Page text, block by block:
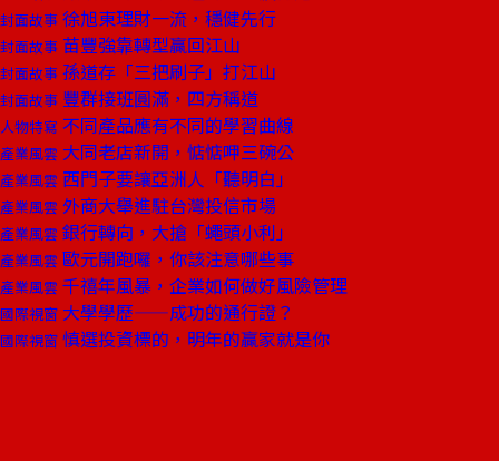
封面故事 徐旭東理財一流，穩健先行
封面故事 苗豐強靠轉型贏回江山
封面故事 孫道存「三把刷子」打江山
封面故事 豐群接班圓滿，四方稱道
人物特寫 不同產品應有不同的學習曲線
產業風雲 大同老店新開，惦惦呷三碗公
產業風雲 西門子要讓亞洲人「聽明白」
產業風雲 外商大舉進駐台灣投信市場
產業風雲 銀行轉向，大搶「蠅頭小利」
產業風雲 歐元開跑囉，你該注意哪些事
產業風雲 千禧年風暴，企業如何做好風險管理
國際視窗 大學學歷——成功的通行證？
國際視窗 慎選投資標的，明年的贏家就是你